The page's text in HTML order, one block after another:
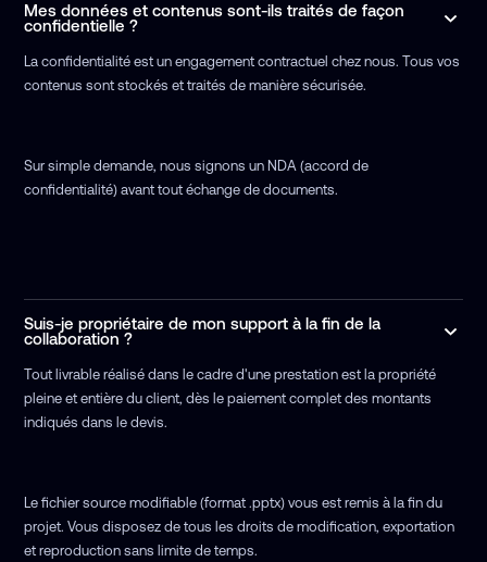
Mes données et contenus sont-ils traités de façon
confidentielle ?
La confidentialité est un engagement contractuel chez nous. Tous vos
contenus sont stockés et traités de manière sécurisée.
Sur simple demande, nous signons un NDA (accord de
confidentialité) avant tout échange de documents.
Suis-je propriétaire de mon support à la fin de la
collaboration ?
Tout livrable réalisé dans le cadre d'une prestation est la propriété
pleine et entière du client, dès le paiement complet des montants
indiqués dans le devis.
Le fichier source modifiable (format .pptx) vous est remis à la fin du
projet. Vous disposez de tous les droits de modification, exportation
et reproduction sans limite de temps.